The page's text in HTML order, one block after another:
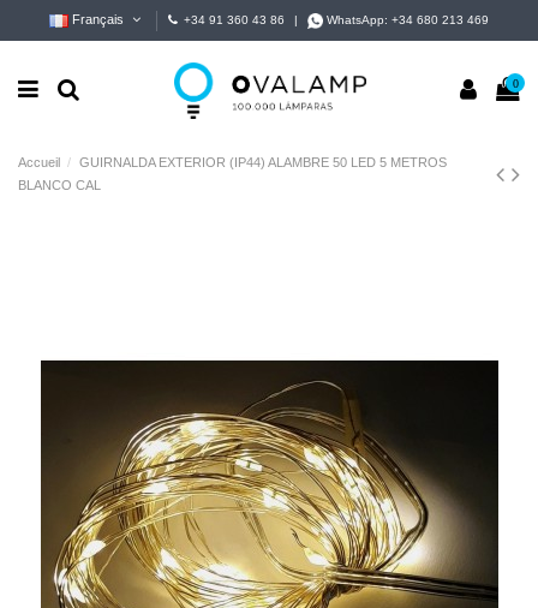
Français +34 91 360 43 86 WhatsApp:+34 680 213 469
0
Accueil
GUIRNALDA EXTERIOR (IP44) ALAMBRE 50 LED 5 METROS
BLANCO CAL